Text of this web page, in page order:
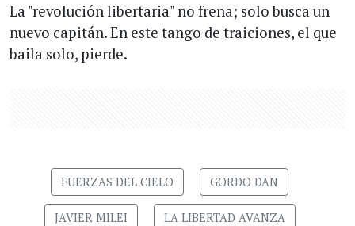
La "revolución libertaria" no frena; solo busca un
nuevo capitán. En este tango de traiciones, el que
baila solo, pierde.
FUERZAS DEL CIELO GORDO DAN
JAVIER MILEI LA LIBERTAD AVANZA